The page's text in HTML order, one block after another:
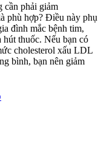
cần phải giảm
phù hợp? Điều này phụ
đình mắc bệnh tim,
hút thuốc. Nếu bạn có
cholesterol xấu LDL
bình, bạn nên giảm